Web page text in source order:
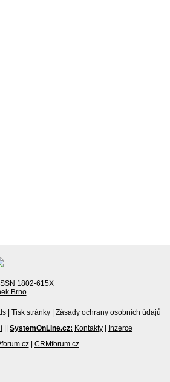
1802-615X
Brno
| Tisk stránky | Zásady ochrany osobních údajů
|| SystemOnLine.cz: Kontakty | Inzerce
| CRMforum.cz